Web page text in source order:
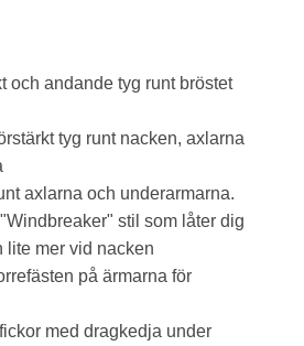
och andande tyg runt bröstet
tyg runt nacken, axlarna
axlarna och underarmarna.
stil som låter dig
lite mer vid nacken
på ärmarna för
med dragkedja under